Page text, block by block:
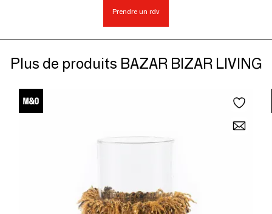
Prendre un rdv
Plus de produits BAZAR BIZAR LIVING